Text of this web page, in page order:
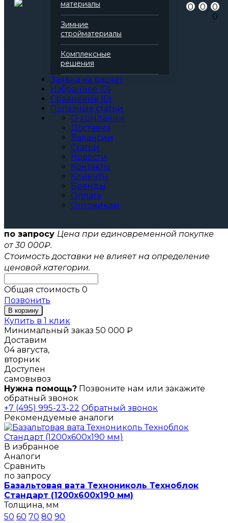
материалы
Зимние
стройматериалы
Комплексные
решения
Заявка на расчет
Избранное (0)
Сравнение (0)
Полезные статьи
О компании
Доставка
Вакансии
Статьи
Новости
Контакты
Клиенты
Бренды
Оплата
Оптовикам
0 0
0
0
Серия
Базальтовая вата
Все характеристики
по запросу Цена при единовременной покупке
от 30 000₽.
Стоимость доставки не влияет на определение
ценовой категории.
Общая стоимость 0
Позвонить
В корзину
Купить в 1 клик
Минимальный заказ 50 000 ₽
Доставим
04 августа,
вторник
Доступен
самовывоз
Нужна помощь? Позвоните нам или закажите
обратный звонок
+7 (495) 995-23-22 Обратный звонок
Рекомендуемые аналоги
В избранное
Аналоги
Сравнить
по запросу
Базальтовая вата Технониколь Техноблок
Стандарт (1200х600х190 мм)
Толщина, мм
50 60 70 80 90